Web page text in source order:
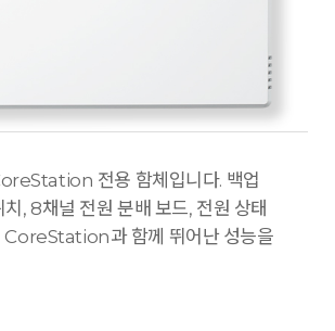
전용 함체입니다. 백업
, 8채널 전원 분배 보드, 전원 상태
CoreStation과 함께 뛰어난 성능을